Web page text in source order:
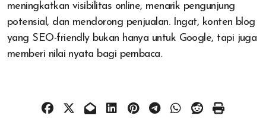
meningkatkan visibilitas online, menarik pengunjung
potensial, dan mendorong penjualan. Ingat, konten blog
yang SEO-friendly bukan hanya untuk Google, tapi juga
memberi nilai nyata bagi pembaca.